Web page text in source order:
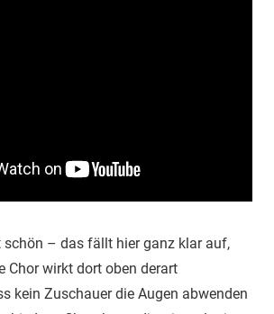
schön – das fällt hier ganz klar auf,
Chor wirkt dort oben derart
kein Zuschauer die Augen abwenden